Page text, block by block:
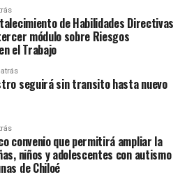
Nacional antes del plazo
como abuso el cobro en
en Tac
de Habilidades Directivas
módulo sobre Riesgos
el Trabajo
seguirá sin transito hasta nuevo
convenio que permitirá ampliar la
niños y adolescentes con autismo
de Chiloé